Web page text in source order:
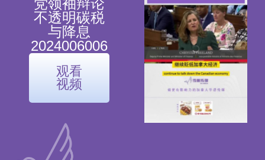
党领袖辩论
不透明碳税
与降息
2024006006
观看
视频